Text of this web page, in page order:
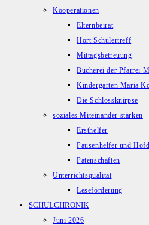
Kooperationen
Elternbeirat
Hort Schülertreff
Mittagsbetreuung
Bücherei der Pfarrei
Kindergarten Maria
Die Schlossknirpse
soziales Miteinander stärken
Ersthelfer
Pausenhelfer und
Patenschaften
Unterrichtsqualität
Leseförderung
SCHULCHRONIK
Juni 2026